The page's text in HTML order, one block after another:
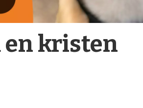
en kristen